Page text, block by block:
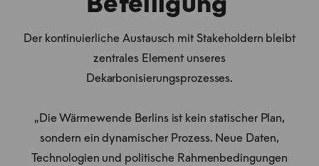
Beteiligung
Der kontinuierliche Austausch mit Stakeholdern bleibt
zentrales Element unseres
Dekarbonisierungsprozesses.
„Die Wärmewende Berlins ist kein statischer Plan,
sondern ein dynamischer Prozess. Neue Daten,
Technologien und politische Rahmenbedingungen